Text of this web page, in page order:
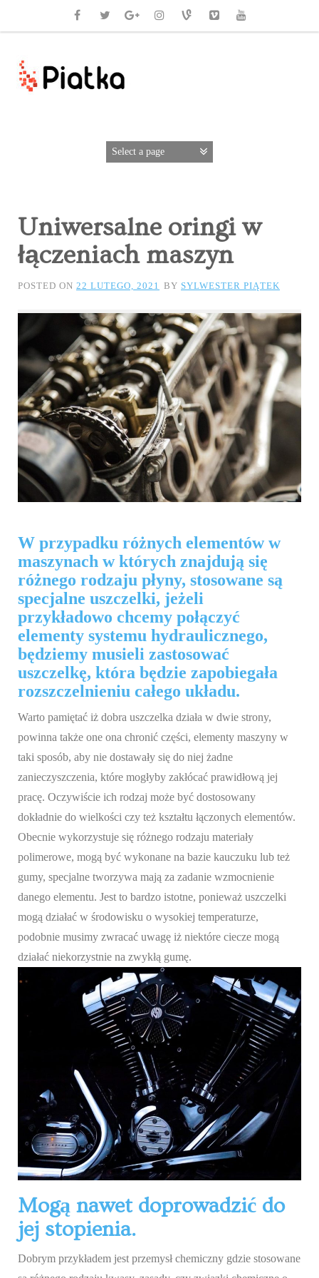
Uniwersalne oringi w
łączeniach maszyn
POSTED ON 22 LUTEGO, 2021 BY SYLWESTER PIĄTEK
W przypadku różnych elementów w
maszynach w których znajdują się
różnego rodzaju płyny, stosowane są
specjalne uszczelki, jeżeli
przykładowo chcemy połączyć
elementy systemu hydraulicznego,
będziemy musieli zastosować
uszczelkę, która będzie zapobiegała
rozszczelnieniu całego układu.
Warto pamiętać iż dobra uszczelka działa w dwie strony,
powinna także one ona chronić części, elementy maszyny w
taki sposób, aby nie dostawały się do niej żadne
zanieczyszczenia, które mogłyby zakłócać prawidłową jej
pracę. Oczywiście ich rodzaj może być dostosowany
dokładnie do wielkości czy też kształtu łączonych elementów.
Obecnie wykorzystuje się różnego rodzaju materiały
polimerowe, mogą być wykonane na bazie kauczuku lub też
gumy, specjalne tworzywa mają za zadanie wzmocnienie
danego elementu. Jest to bardzo istotne, ponieważ uszczelki
mogą działać w środowisku o wysokiej temperaturze,
podobnie musimy zwracać uwagę iż niektóre ciecze mogą
działać niekorzystnie na zwykłą gumę.
Mogą nawet doprowadzić do
jej stopienia.
Dobrym przykładem jest przemysł chemiczny gdzie stosowane